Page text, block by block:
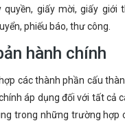
giấy mời, giấy giới
phiếu báo, thư công.
hành chính
các thành phần cấu
áp dụng đối với tất cả
trong những trường hợp